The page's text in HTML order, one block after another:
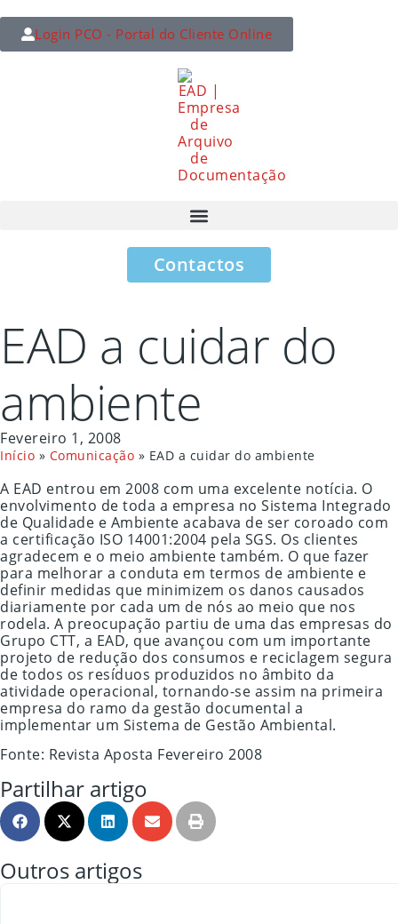
Login PCO - Portal do Cliente Online
Contactos
EAD a cuidar do
ambiente
Fevereiro 1, 2008
Início » Comunicação » EAD a cuidar do ambiente
A EAD entrou em 2008 com uma excelente notícia. O
envolvimento de toda a empresa no Sistema Integrado
de Qualidade e Ambiente acabava de ser coroado com
a certificação ISO 14001:2004 pela SGS. Os clientes
agradecem e o meio ambiente também. O que fazer
para melhorar a conduta em termos de ambiente e
definir medidas que minimizem os danos causados
diariamente por cada um de nós ao meio que nos
rodela. A preocupação partiu de uma das empresas do
Grupo CTT, a EAD, que avançou com um importante
projeto de redução dos consumos e reciclagem segura
de todos os resíduos produzidos no âmbito da
atividade operacional, tornando-se assim na primeira
empresa do ramo da gestão documental a
implementar um Sistema de Gestão Ambiental.
Fonte: Revista Aposta Fevereiro 2008
Partilhar artigo
Outros artigos